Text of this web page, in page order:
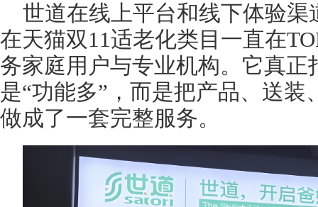
世道在线上平台和线下体验
在天猫双11适老化类目一直在
务家庭用户与专业机构。它真正
是“功能多”，而是把产品、送
做成了一套完整服务。